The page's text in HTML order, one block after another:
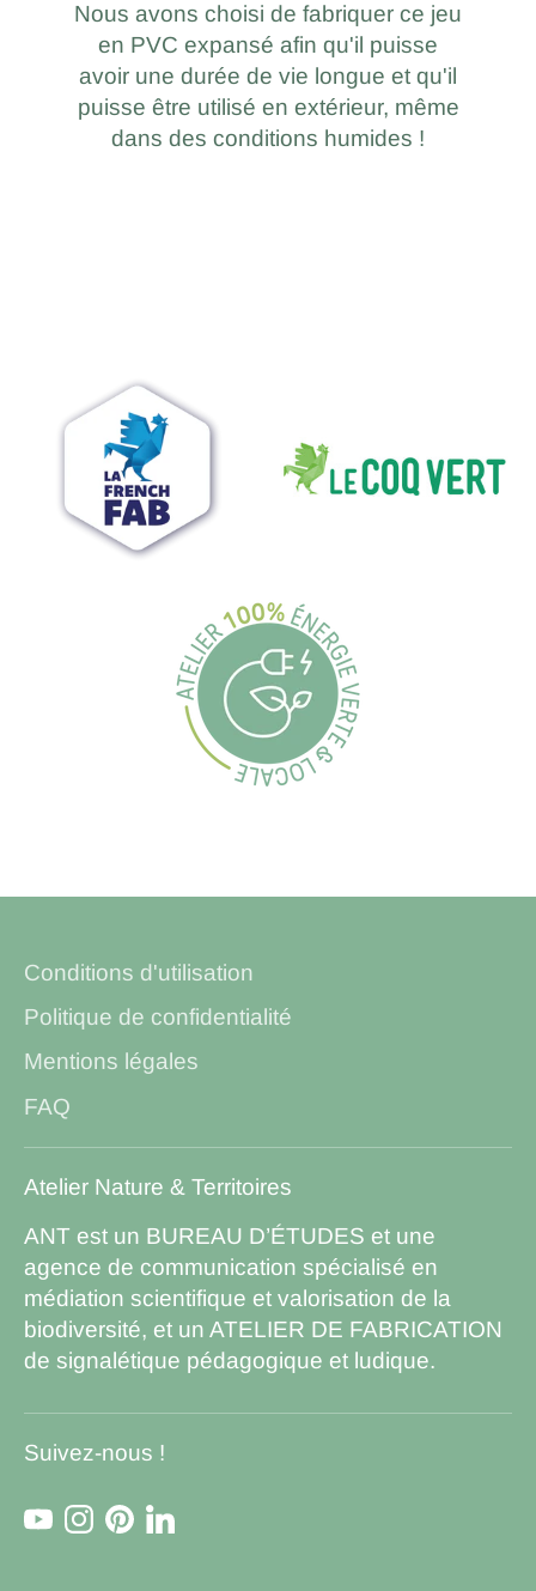
Nous avons choisi de fabriquer ce jeu
en PVC expansé afin qu'il puisse
avoir une durée de vie longue et qu'il
puisse être utilisé en extérieur, même
dans des conditions humides !
Conditions d'utilisation
Politique de confidentialité
Mentions légales
FAQ
Atelier Nature & Territoires
ANT est un BUREAU D’ÉTUDES et une
agence de communication spécialisé en
médiation scientifique et valorisation de la
biodiversité, et un ATELIER DE FABRICATION
de signalétique pédagogique et ludique.
Suivez-nous !